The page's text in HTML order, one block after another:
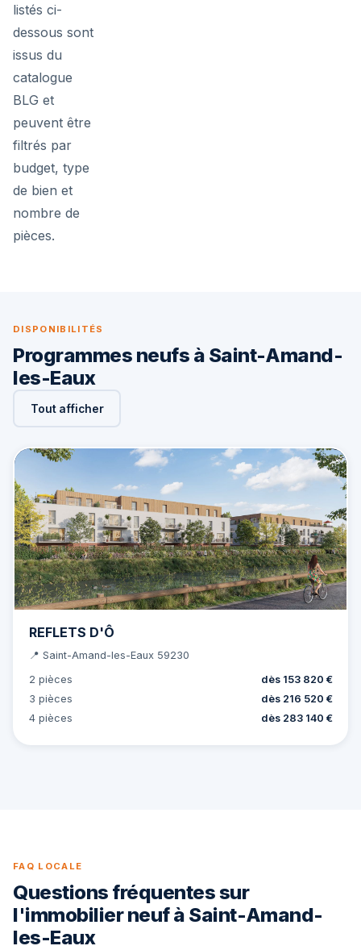
listés ci-
dessous sont
issus du
catalogue
BLG et
peuvent être
filtrés par
budget, type
de bien et
nombre de
pièces.
DISPONIBILITÉS
Programmes neufs à Saint-Amand-
les-Eaux
Tout afficher
REFLETS D'Ô
📍 Saint-Amand-les-Eaux 59230
2 pièces
dès 153 820 €
3 pièces
dès 216 520 €
4 pièces
dès 283 140 €
FAQ LOCALE
Questions fréquentes sur
l'immobilier neuf à Saint-Amand-
les-Eaux